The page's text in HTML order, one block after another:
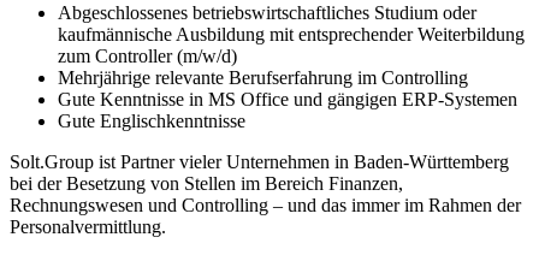
Abgeschlossenes betriebswirtschaftliches Studium oder
kaufmännische Ausbildung mit entsprechender Weiterbildung
zum Controller (m/w/d)
Mehrjährige relevante Berufserfahrung im Controlling
Gute Kenntnisse in MS Office und gängigen ERP-Systemen
Gute Englischkenntnisse
Solt.Group ist Partner vieler Unternehmen in Baden-Württemberg
bei der Besetzung von Stellen im Bereich Finanzen,
Rechnungswesen und Controlling – und das immer im Rahmen der
Personalvermittlung.